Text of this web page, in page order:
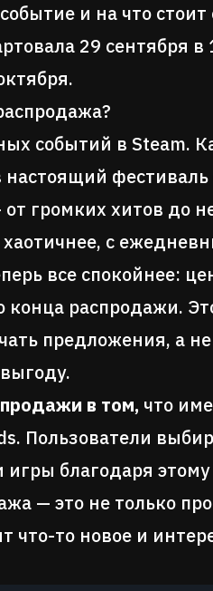
и на что
29 сентября
событий в Steam.
громких хитов до
с
все спокойнее:
распродажи.
предложения, а
в том, что
Пользователи
благодаря
— это не только
то новое и